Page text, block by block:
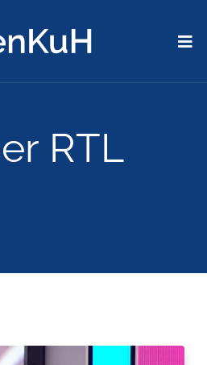
RTL